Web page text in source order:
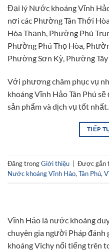
Đại lý Nước khoáng Vĩnh
nơi các Phường Tân Thới
Hòa Thạnh, Phường Phú
Phường Phú Thọ Hòa,
Phường Sơn Kỳ, Phường
Với phương châm phục vụ
khoáng Vĩnh Hảo Tân Phú
sản phẩm và dịch vụ tốt nhất.
TIẾP
Đăng trongGiới thiệu Được gắn
Nước khoáng Vĩnh Hảo, Tân Phú,
Vĩnh Hảo là nước khoáng
chuyên gia người Pháp đánh
khoáng Vichy nổi tiếng trên